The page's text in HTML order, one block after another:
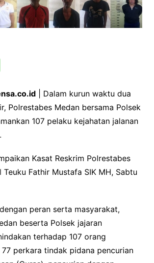
a
t
s
A
p
| Dalam kurun waktu dua
Polrestabes Medan bersama Polsek
107 pelaku kejahatan jalanan
Kasat Reskrim Polrestabes
Teuku Fathir Mustafa SIK MH, Sabtu
peran serta masyarakat,
beserta Polsek jajaran
terhadap 107 orang
perkara tindak pidana pencurian